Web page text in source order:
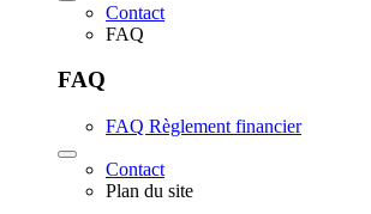
Contact
FAQ
FAQ
FAQ Règlement financier
Contact
Plan du site